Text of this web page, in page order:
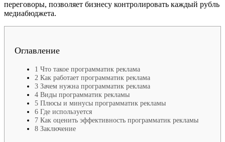
переговоры, позволяет бизнесу контролировать каждый рубль
медиабюджета.
Оглавление
1 Что такое программатик реклама
2 Как работает программатик реклама
3 Зачем нужна программатик реклама
4 Виды программатик рекламы
5 Плюсы и минусы программатик рекламы
6 Где используется
7 Как оценить эффективность программатик рекламы
8 Заключение